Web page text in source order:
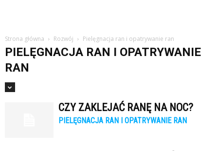
Strona główna Rozwój Pielęgnacja ran i opatrywanie ran
PIELĘGNACJA RAN I OPATRYWANIE
RAN
CZY ZAKLEJAĆ RANĘ NA NOC?
PIELĘGNACJA RAN I OPATRYWANIE RAN